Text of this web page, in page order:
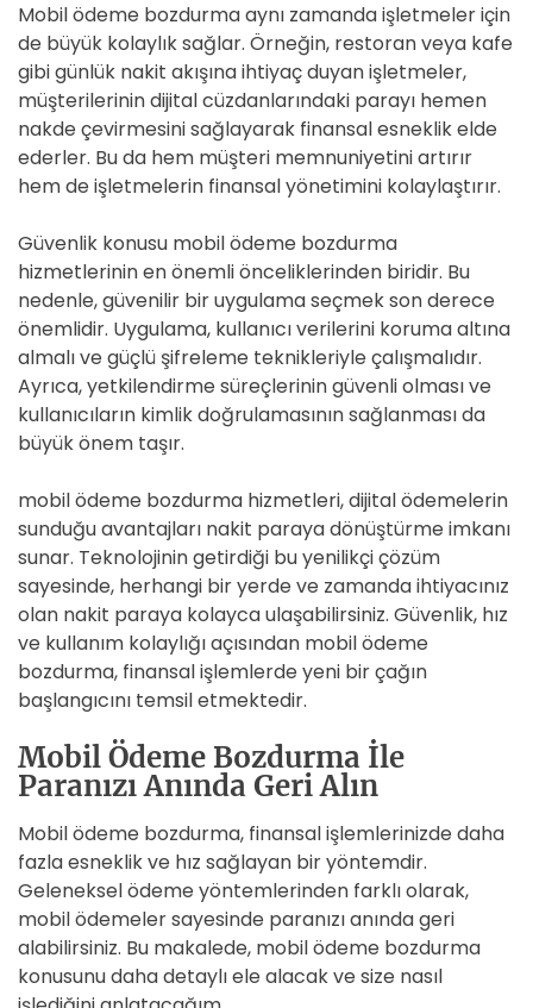
Mobil ödeme bozdurma aynı zamanda işletmeler için
de büyük kolaylık sağlar. Örneğin, restoran veya kafe
gibi günlük nakit akışına ihtiyaç duyan işletmeler,
müşterilerinin dijital cüzdanlarındaki parayı hemen
nakde çevirmesini sağlayarak finansal esneklik elde
ederler. Bu da hem müşteri memnuniyetini artırır
hem de işletmelerin finansal yönetimini kolaylaştırır.
Güvenlik konusu mobil ödeme bozdurma
hizmetlerinin en önemli önceliklerinden biridir. Bu
nedenle, güvenilir bir uygulama seçmek son derece
önemlidir. Uygulama, kullanıcı verilerini koruma altına
almalı ve güçlü şifreleme teknikleriyle çalışmalıdır.
Ayrıca, yetkilendirme süreçlerinin güvenli olması ve
kullanıcıların kimlik doğrulamasının sağlanması da
büyük önem taşır.
mobil ödeme bozdurma hizmetleri, dijital ödemelerin
sunduğu avantajları nakit paraya dönüştürme imkanı
sunar. Teknolojinin getirdiği bu yenilikçi çözüm
sayesinde, herhangi bir yerde ve zamanda ihtiyacınız
olan nakit paraya kolayca ulaşabilirsiniz. Güvenlik, hız
ve kullanım kolaylığı açısından mobil ödeme
bozdurma, finansal işlemlerde yeni bir çağın
başlangıcını temsil etmektedir.
Mobil Ödeme Bozdurma İle
Paranızı Anında Geri Alın
Mobil ödeme bozdurma, finansal işlemlerinizde daha
fazla esneklik ve hız sağlayan bir yöntemdir.
Geleneksel ödeme yöntemlerinden farklı olarak,
mobil ödemeler sayesinde paranızı anında geri
alabilirsiniz. Bu makalede, mobil ödeme bozdurma
konusunu daha detaylı ele alacak ve size nasıl